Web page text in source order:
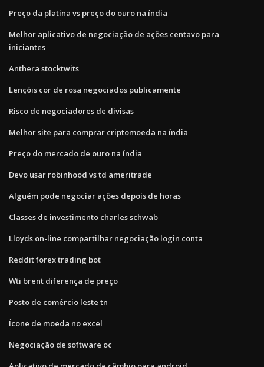
Preço da platina vs preço do ouro na índia
Melhor aplicativo de negociação de ações centavo para
iniciantes
Anthera stocktwits
Lençóis cor de rosa negociados publicamente
Risco de negociadores de divisas
Melhor site para comprar criptomoeda na índia
Preço do mercado de ouro na índia
Devo usar robinhood vs td ameritrade
Alguém pode negociar ações depois de horas
Classes de investimento charles schwab
Lloyds on-line compartilhar negociação login conta
Reddit forex trading bot
Wti brent diferença de preço
Posto de comércio leste tn
Ícone de moeda no excel
Negociação de software oc